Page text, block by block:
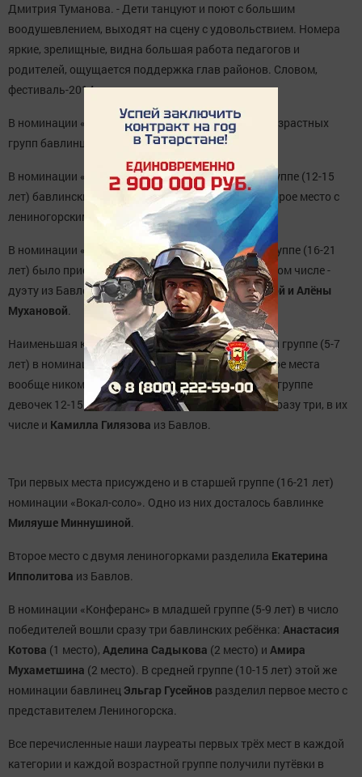
Дмитрия Туманова. - Дети танцуют и поют с большим
воодушевлением, выходят на сцену с удовольствием. Номера
яркие, зрелищные, видна большая работа педагогов и
родителей, ощущается поддержка глав районов. Словом,
фестиваль-2014 начат, и начат удачно.
В номинации «Хореография» ни в одной из трёх возрастных
групп бавлинцев среди призёров нет.
В номинации «Вокальные ансамбли» в средней группе (12-15
лет) бавлинский ансамль«Даринки»разделил второе место с
лениногорским трио «ИльНазАй».
В номинации «Вокальные ансамбли» в старшей группе (16-21
лет) было присуждено сразу три вторых места, в том числе -
дуэту из Бавлов в составеЕкатерины Ипполитовой и Алёны
Мухановой.
Наименьшая конкуренция была в первой младшей группе (5-7
лет) в номинации «Вокал-соло», где первое и второе места
вообще никому не присуждались. А вот в средней группе
девочек 12-15 лет обладательниц первого места сразу три, в их
числе и Камилла Гилязова из Бавлов.
Три первых места присуждено и в старшей группе (16-21 лет)
номинации «Вокал-соло». Одно из них досталось бавлинке
Миляуше Миннушиной.
Второе место с двумя лениногорками разделила Екатерина
Ипполитова из Бавлов.
В номинации «Конферанс» в младшей группе (5-9 лет) в число
победителей вошли сразу три бавлинских ребёнка: Анастасия
Котова (1 место), Аделина Садыкова (2 место) и Амира
Мухаметшина (2 место). В средней группе (10-15 лет) этой же
номинации бавлинец Эльгар Гусейнов разделил первое место с
представителем Лениногорска.
Все перечисленные наши лауреаты первых трёх мест в каждой
категории и каждой возрастной группе получили путёвки в